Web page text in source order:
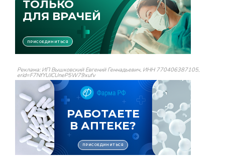
Реклама: ИП Вышковский Евгений Геннадьевич, ИНН 770406387105,
erid=F7NfYUJCUneP5W79xufv